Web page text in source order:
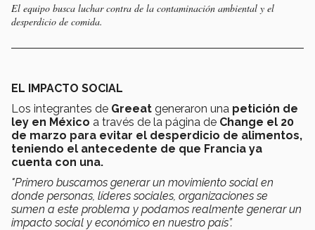
El equipo busca luchar contra de la contaminación ambiental y el
desperdicio de comida.
EL IMPACTO SOCIAL
Los integrantes de Greeat generaron una petición de
ley en México a través de la página de Change el 20
de marzo para evitar el desperdicio de alimentos,
teniendo el antecedente de que Francia ya
cuenta con una.
"Primero buscamos generar un movimiento social en
donde personas, líderes sociales, organizaciones se
sumen a este problema y podamos realmente generar un
impacto social y económico en nuestro país”.